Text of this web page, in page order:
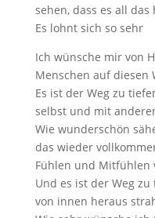
sehen, dass es all das
Es lohnt sich so sehr
Ich wünsche mir von
Menschen auf diesen
Es ist der Weg zu
selbst und mit
Wie wunderschön
das wieder
Fühlen und Mitfühlen
Und es ist der Weg
von innen heraus